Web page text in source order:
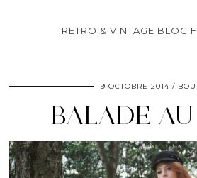
RETRO & VINTAGE BLOG
9 OCTOBRE 2014
BALADE